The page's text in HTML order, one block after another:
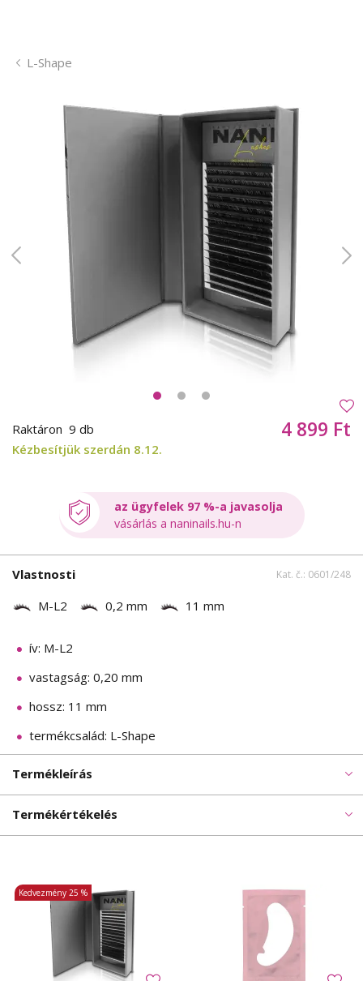
L-Shape
Raktáron 9 db
Kézbesítjük szerdán 8.12.
4 899 Ft
az ügyfelek 97 %-a javasolja
vásárlás a naninails.hu-n
Vlastnosti Kat. č.: 0601/248
M-L2 0,2 mm 11 mm
ív: M-L2
vastagság: 0,20 mm
hossz: 11 mm
termékcsalád: L-Shape
Termékleírás
Termékértékelés
Kedvezmény 25 %